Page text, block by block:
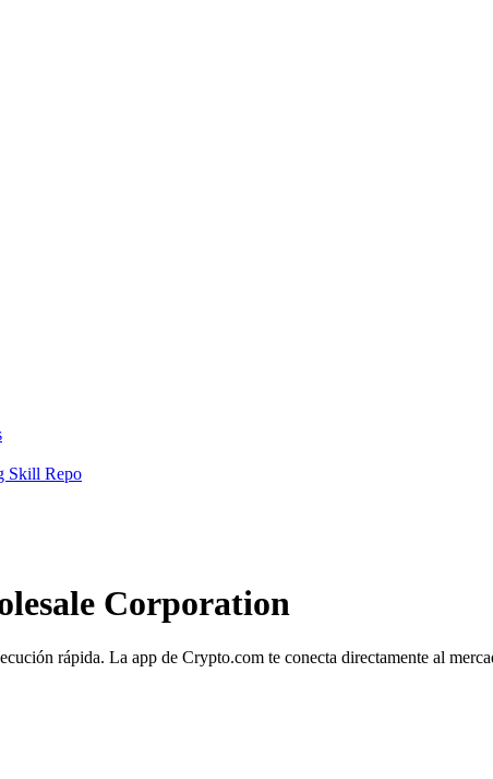
Skill Repo
Corporation
rápida. La app de Crypto.com te conecta directamente al